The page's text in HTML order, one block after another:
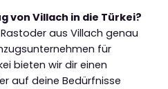
von Villach in die Türkei?
aus Villach genau
für
bieten wir dir einen
auf deine Bedürfnisse